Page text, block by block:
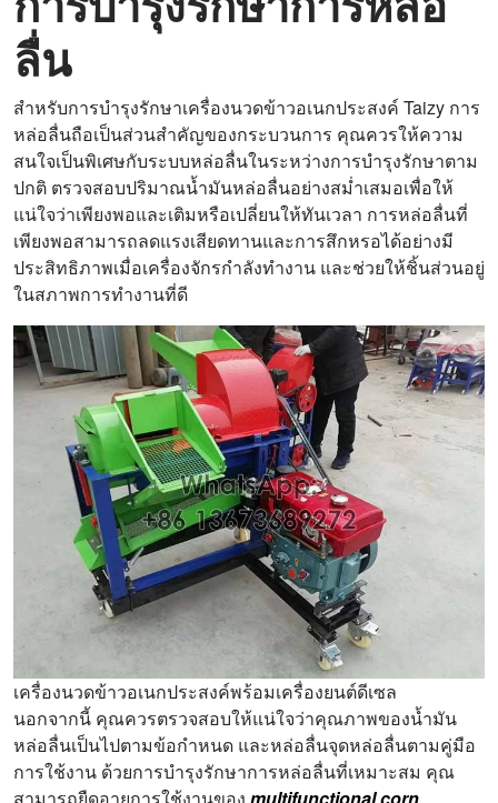
ลื่น
สำหรับการบำรุงรักษาเครื่องนวดข้าวอเนกประสงค์ Taizy การ
หล่อลื่นถือเป็นส่วนสำคัญของกระบวนการ คุณควรให้ความ
สนใจเป็นพิเศษกับระบบหล่อลื่นในระหว่างการบำรุงรักษาตาม
ปกติ ตรวจสอบปริมาณน้ำมันหล่อลื่นอย่างสม่ำเสมอเพื่อให้
แน่ใจว่าเพียงพอและเติมหรือเปลี่ยนให้ทันเวลา การหล่อลื่นที่
เพียงพอสามารถลดแรงเสียดทานและการสึกหรอได้อย่างมี
ประสิทธิภาพเมื่อเครื่องจักรกำลังทำงาน และช่วยให้ชิ้นส่วนอยู่
ในสภาพการทำงานที่ดี
เครื่องนวดข้าวอเนกประสงค์พร้อมเครื่องยนต์ดีเซล
นอกจากนี้ คุณควรตรวจสอบให้แน่ใจว่าคุณภาพของน้ำมัน
หล่อลื่นเป็นไปตามข้อกำหนด และหล่อลื่นจุดหล่อลื่นตามคู่มือ
การใช้งาน ด้วยการบำรุงรักษาการหล่อลื่นที่เหมาะสม คุณ